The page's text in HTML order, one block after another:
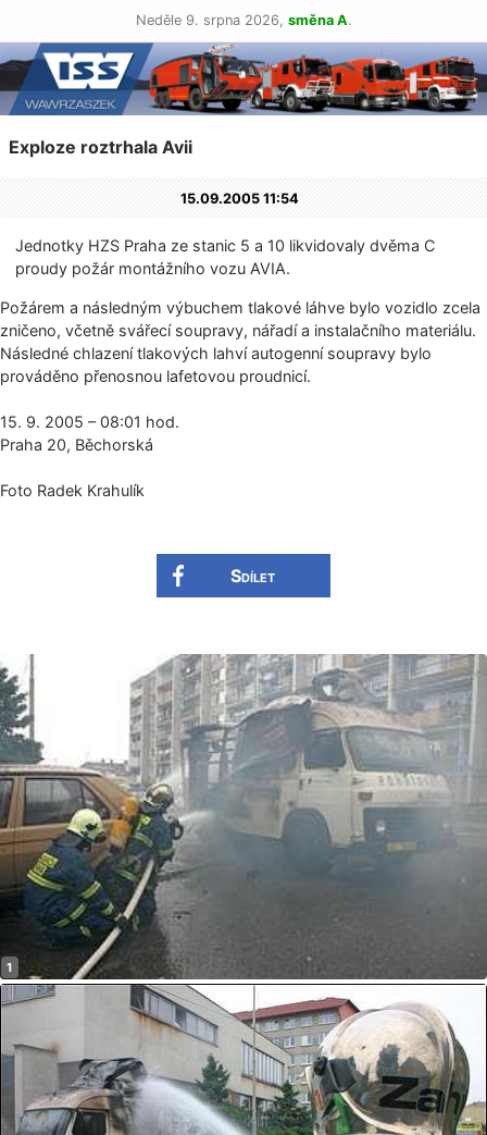
Neděle 9. srpna 2026, směna A.
Exploze roztrhala Avii
15.09.2005 11:54
Jednotky HZS Praha ze stanic 5 a 10 likvidovaly dvěma C
proudy požár montážního vozu AVIA.
Požárem a následným výbuchem tlakové láhve bylo vozidlo zcela
zničeno, včetně svářecí soupravy, nářadí a instalačního materiálu.
Následné chlazení tlakových lahví autogenní soupravy bylo
prováděno přenosnou lafetovou proudnicí.
15. 9. 2005 – 08:01 hod.
Praha 20, Běchorská
Foto Radek Krahulík
Sdílet